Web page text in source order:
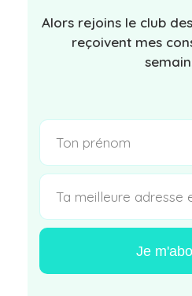
Alors rejoins le club
reçoivent mes
Je